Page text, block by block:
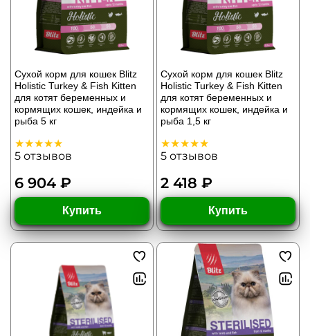
Сухой корм для кошек Blitz
Holistic Turkey & Fish Kitten
для котят беременных и
кормящих кошек, индейка и
рыба 5 кг
5 отзывов
6 904 ₽
Купить
Сухой корм для кошек Blitz
Holistic Turkey & Fish Kitten
для котят беременных и
кормящих кошек, индейка и
рыба 1,5 кг
5 отзывов
2 418 ₽
Купить